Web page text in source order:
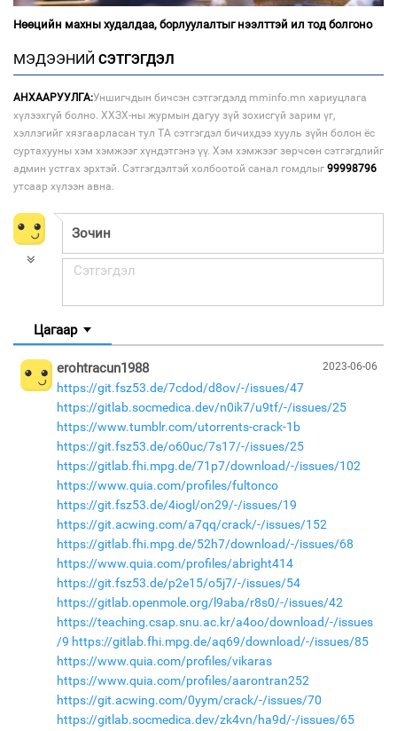
Нөөцийн махны худалдаа, борлуулалтыг нээлттэй ил тод болгоно
МЭДЭЭНИЙ СЭТГЭГДЭЛ
АНХААРУУЛГА:Уншигчдын бичсэн сэтгэгдэлд mminfo.mn хариуцлага
хүлээхгүй болно. ХХЗХ-ны журмын дагуу зүй зохисгүй зарим үг,
хэллэгийг хязгаарласан тул ТА сэтгэгдэл бичихдээ хууль зүйн болон ёс
суртахууны хэм хэмжээг хүндэтгэнэ үү. Хэм хэмжээг зөрчсөн сэтгэгдлийг
админ устгах эрхтэй. Сэтгэгдэлтэй холбоотой санал гомдлыг 99998796
утсаар хүлээн авна.
Цагаар
2023-06-06
erohtracun1988
https://git.fsz53.de/7cdod/d8ov/-/issues/47
https://gitlab.socmedica.dev/n0ik7/u9tf/-/issues/25
https://www.tumblr.com/utorrents-crack-1b
https://git.fsz53.de/o60uc/7s17/-/issues/25
https://gitlab.fhi.mpg.de/71p7/download/-/issues/102
https://www.quia.com/profiles/fultonco
https://git.fsz53.de/4iogl/on29/-/issues/19
https://git.acwing.com/a7qq/crack/-/issues/152
https://gitlab.fhi.mpg.de/52h7/download/-/issues/68
https://www.quia.com/profiles/abright414
https://git.fsz53.de/p2e15/o5j7/-/issues/54
https://gitlab.openmole.org/l9aba/r8s0/-/issues/42
https://teaching.csap.snu.ac.kr/a4oo/download/-/issues
/9 https://gitlab.fhi.mpg.de/aq69/download/-/issues/85
https://www.quia.com/profiles/vikaras
https://www.quia.com/profiles/aarontran252
https://git.acwing.com/0yym/crack/-/issues/70
https://gitlab.socmedica.dev/zk4vn/ha9d/-/issues/65